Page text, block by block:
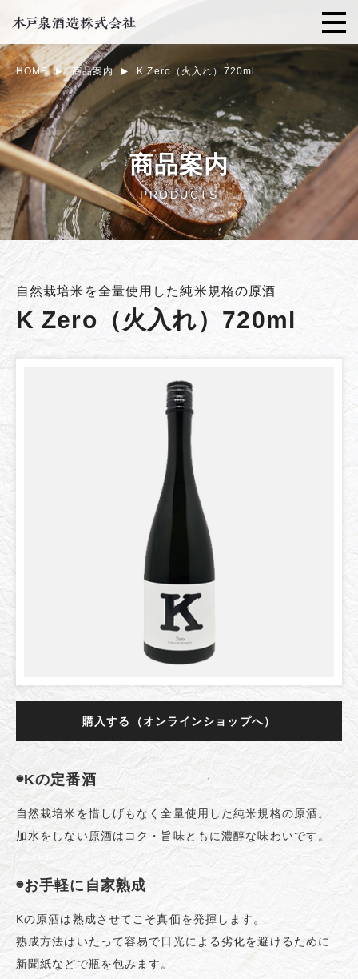
商品案内
PRODUCTS
HOME 商品案内 K Zero（火入れ）720ml
自然栽培米を全量使用した純米規格の原酒
K Zero（火入れ）720ml
購入する（オンラインショップへ）
◉Kの定番酒
自然栽培米を惜しげもなく全量使用した純米規格の原酒。
加水をしない原酒はコク・旨味ともに濃醇な味わいです。
◉お手軽に自家熟成
Kの原酒は熟成させてこそ真価を発揮します。
熟成方法はいたって容易で日光による劣化を避けるために
新聞紙などで瓶を包みます。